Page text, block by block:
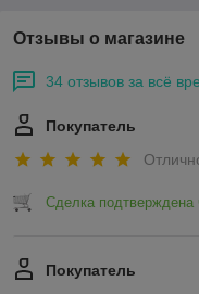
Отзывы о магазине
34 отзывов за всё
Покупатель
Сделка подтверждена
Покупатель